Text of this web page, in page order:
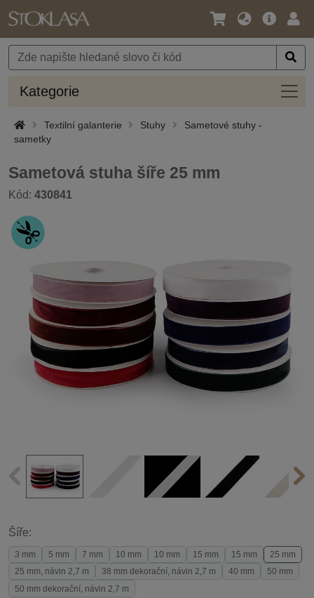
Jazyk
Měna
Hlavní
Kategorie
Textilní galanterie Stuhy
Sametové stuhy -
sametky
Sametová stuha šíře 25 mm
Kód: 430841
Šíře:
3 mm 5 mm 7 mm 10 mm 10 mm 15 mm 15 mm
25 mm
25 mm, návin 2,7 m
38 mm dekorační, návin 2,7 m 40 mm
50 mm
50 mm dekorační, návin 2,7 m